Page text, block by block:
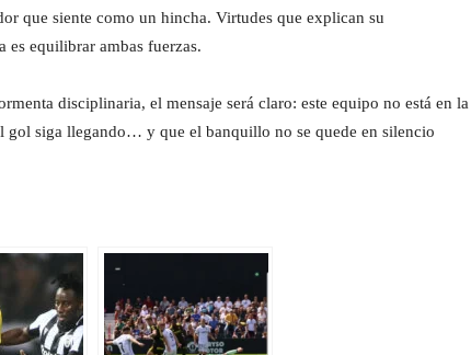
que siente como un hincha. Virtudes que explican su
es equilibrar ambas fuerzas.
disciplinaria, el mensaje será claro: este equipo no está en la
gol siga llegando… y que el banquillo no se quede en silencio